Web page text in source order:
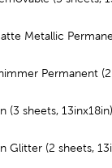
Metallic
Permanent (2
(3 sheets, 13inx18in)
Glitter (2 sheets,